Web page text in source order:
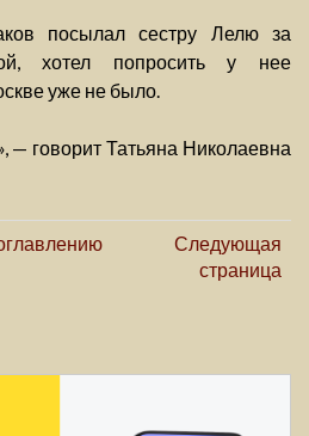
посылал сестру Лелю за
хотел попросить у нее
уже не было.
— говорит Татьяна Николаевна
Следующая
страница